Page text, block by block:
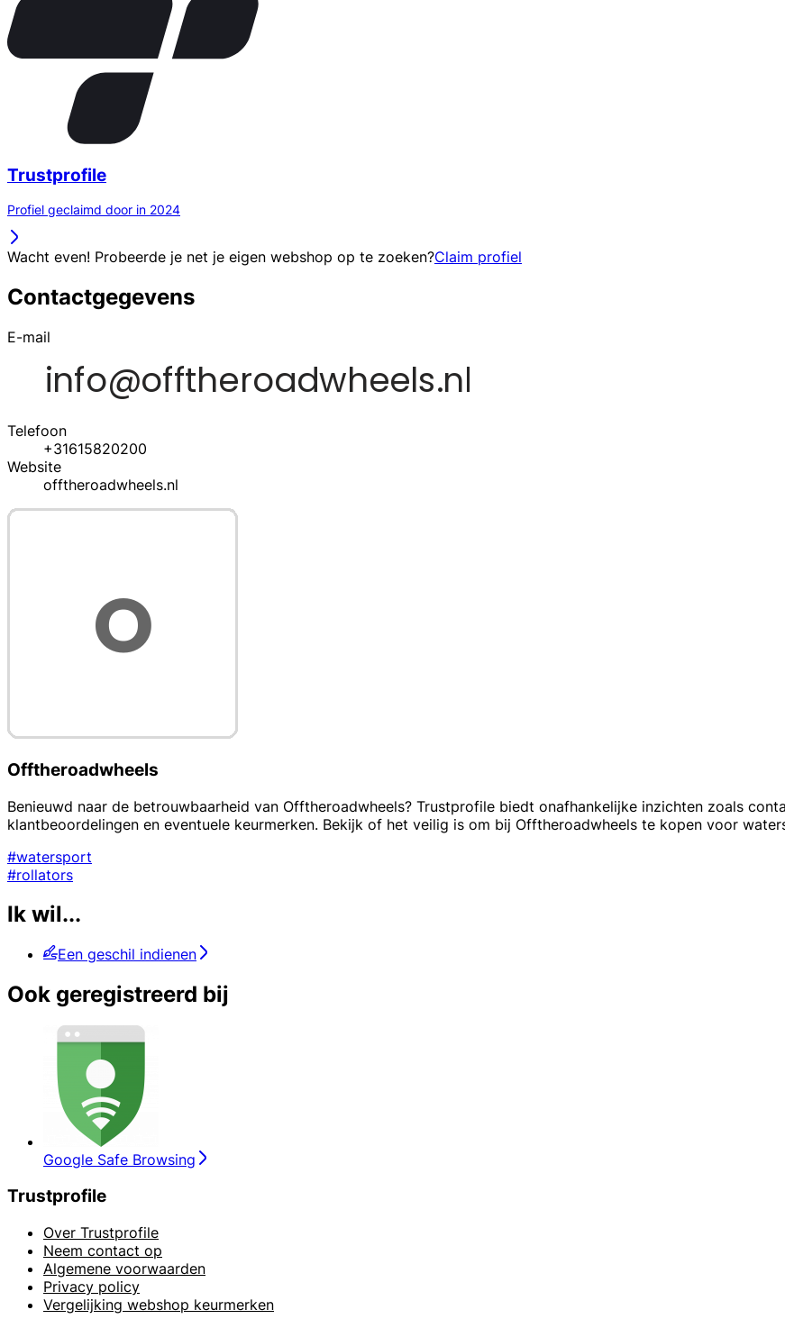
Trustprofile
Profiel geclaimd door in 2024
Wacht even! Probeerde je net je eigen webshop op te zoeken?Claim profiel
Contactgegevens
E-mail
Telefoon
+31615820200
Website
offtheroadwheels.nl
Offtheroadwheels
Benieuwd naar de betrouwbaarheid van Offtheroadwheels? Trustprofile biedt onafhankelijke inzichten zoals
klantbeoordelingen en eventuele keurmerken. Bekijk of het veilig is om bij Offtheroadwheels te kopen voor
#watersport
#rollators
Ik wil...
Een geschil indienen
Ook geregistreerd bij
Google Safe Browsing
Trustprofile
Over Trustprofile
Neem contact op
Algemene voorwaarden
Privacy policy
Vergelijking webshop keurmerken